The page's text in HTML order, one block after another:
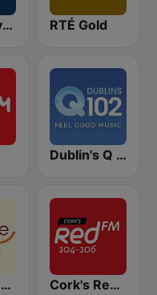
Radio Nova Ireland RTÉ Gold
Dublin's Q 102 FM
Sunshine 106.8 FM Cork's Red FM